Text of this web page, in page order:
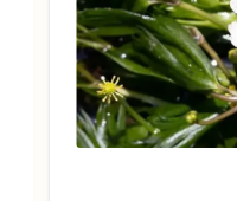
昌
珍稀野生